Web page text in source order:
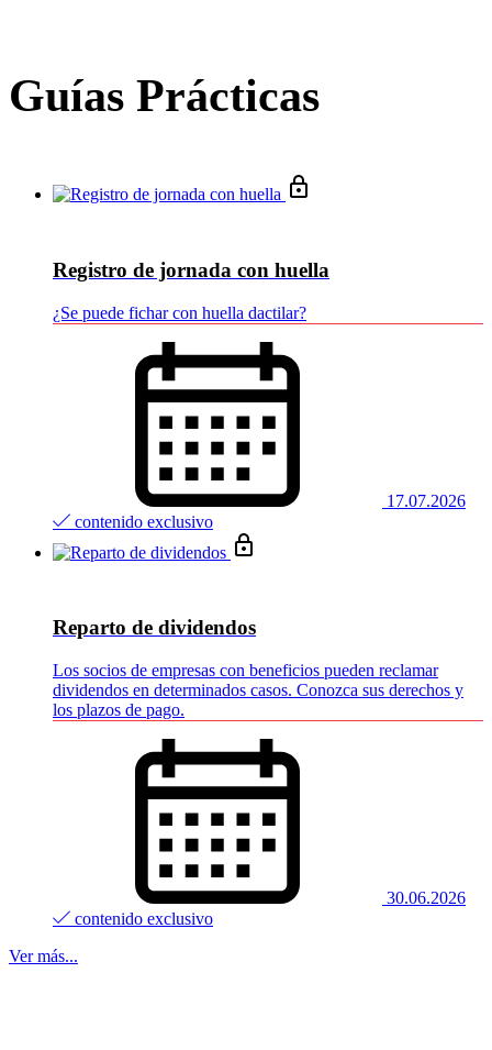
Guías Prácticas
Registro de jornada con huella
¿Se puede fichar con huella dactilar?
17.07.2026
contenido exclusivo
Reparto de dividendos
Los socios de empresas con beneficios pueden reclamar
dividendos en determinados casos. Conozca sus derechos y
los plazos de pago.
30.06.2026
contenido exclusivo
Ver más...